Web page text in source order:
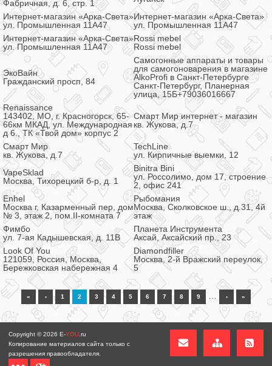
Фабричная, д. 6, стр. 1
Интернет-магазин «Арка-Света»
ул. Промышленная 11А47
Интернет-магазин «Арка-Света»
ул. Промышленная 11А47
Интернет-магазин «Арка-Света»
ул. Промышленная 11А47
Rossi mebel
Rossi mebel
ЭкоВайн
Гражданский просп, 84
Самогонные аппараты и товары
для самогоноварения в магазине
AlkoProfi в Санкт-Петербурге
Санкт-Петербург, Планерная
улица, 15Б+79036016667
Renaissance
143402, МО, г. Красногорск, 65-
66км МКАД, ул. Международная
д 6., ТК «Твой дом» корпус 2
Смарт Мир интернет - магазин
кв. Жукова, д.7
Смарт Мир
кв. Жукова, д.7
TechLine
ул. Кирпичные выемки, 12
VapeSklad
Москва, Тихорецкий б-р, д. 1
Binitra Bini
ул. Россолимо, дом 17, строение
2, офис 241
Enhel
Москва г, Казарменный пер, дом
№ 3, этаж 2, пом.II-комната 7
Рыбомания
Москва, Сколковское ш., д.31, 4й
этаж
Фимбо
ул. 7-ая Кадышевская, д. 11В
Планета Инструмента
Аксай, Аксайский пр., 23
Look Of You
121059, Россия, Москва,
Бережковская набережная 4
Diamondfiller
Москва, 2-й Вражский переулок,
5
« ‹ 1 2 3 4 5 6 7 8 9 › »
Copyright © 2026 E-YOU .ru
Копирование материалов сайта только с
разрешения правообладателя.